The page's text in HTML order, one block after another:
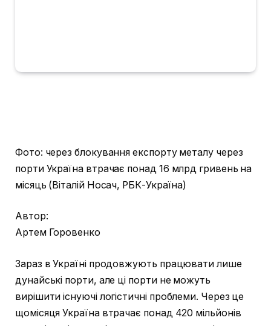
Фото: через блокування експорту металу через
порти Україна втрачає понад 16 млрд гривень на
місяць (Віталій Носач, РБК-Україна)
Автор:
Артем Горовенко
Зараз в Україні продовжують працювати лише
дунайські порти, але ці порти не можуть
вирішити існуючі логістичні проблеми. Через це
щомісяця Україна втрачає понад 420 мільйонів